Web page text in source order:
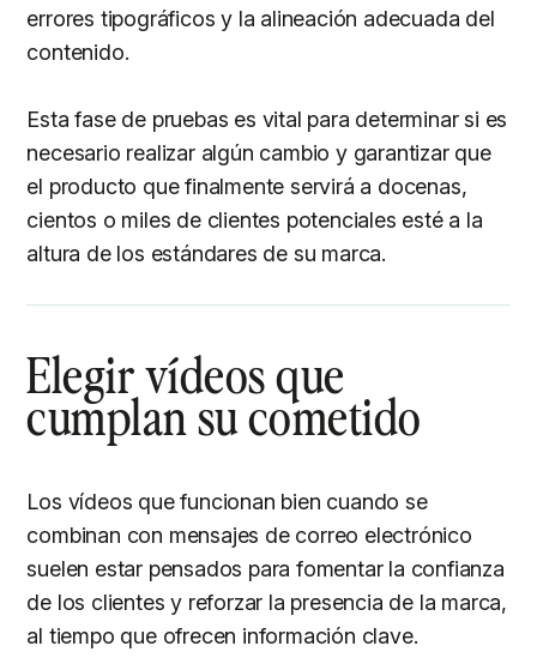
errores tipográficos y la alineación adecuada del
contenido.
Esta fase de pruebas es vital para determinar si es
necesario realizar algún cambio y garantizar que
el producto que finalmente servirá a docenas,
cientos o miles de clientes potenciales esté a la
altura de los estándares de su marca.
Elegir vídeos que
cumplan su cometido
Los vídeos que funcionan bien cuando se
combinan con mensajes de correo electrónico
suelen estar pensados para fomentar la confianza
de los clientes y reforzar la presencia de la marca,
al tiempo que ofrecen información clave.